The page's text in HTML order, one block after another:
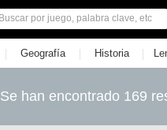
| Geografía | Historia |
Se han encontrado 169